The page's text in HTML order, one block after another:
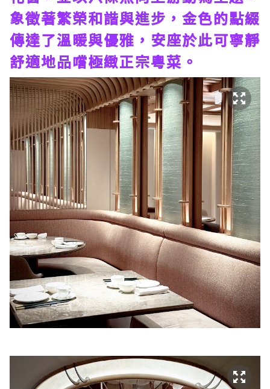
象徵著繁榮和諧與進步，金色的點綴
傳達了溫暖與優雅，安座於此可寧靜
舒適地品嚐極緻正宗粵菜。